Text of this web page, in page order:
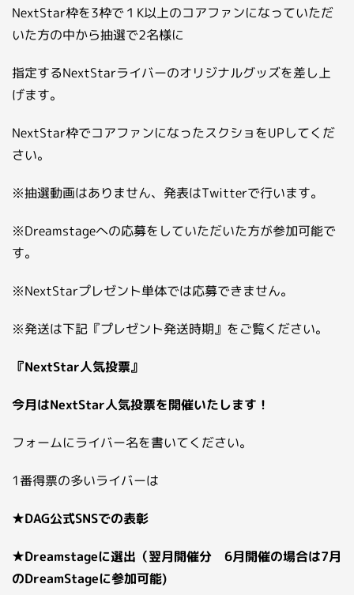
NextStar枠を3枠で１K以上のコアファンになっていただ
いた方の中から抽選で2名様に
指定するNextStarライバーのオリジナルグッズを差し上
げます。
NextStar枠でコアファンになったスクショをUPしてくだ
さい。
※抽選動画はありません、発表はTwitterで行います。
※Dreamstageへの応募をしていただいた方が参加可能で
す。
※NextStarプレゼント単体では応募できません。
※発送は下記『プレゼント発送時期』をご覧ください。
『NextStar人気投票』
今月はNextStar人気投票を開催いたします！
フォームにライバー名を書いてください。
1番得票の多いライバーは
★DAG公式SNSでの表彰
★Dreamstageに選出（翌月開催分 6月開催の場合は7月
のDreamStageに参加可能)